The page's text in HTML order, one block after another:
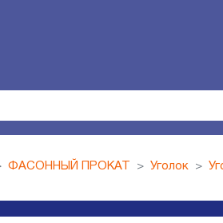
ФАСОННЫЙ ПРОКАТ Уголок